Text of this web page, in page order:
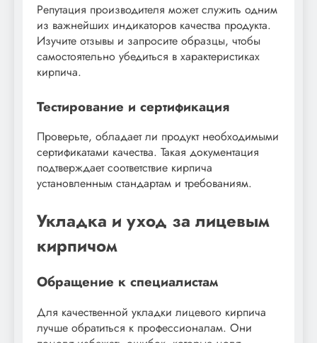
Репутация производителя может служить одним
из важнейших индикаторов качества продукта.
Изучите отзывы и запросите образцы, чтобы
самостоятельно убедиться в характеристиках
кирпича.
Тестирование и сертификация
Проверьте, обладает ли продукт необходимыми
сертификатами качества. Такая документация
подтверждает соответствие кирпича
установленным стандартам и требованиям.
Укладка и уход за лицевым
кирпичом
Обращение к специалистам
Для качественной укладки лицевого кирпича
лучше обратиться к профессионалам. Они